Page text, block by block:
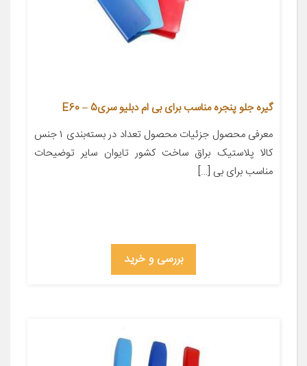
گیره جلو پنجره مناسب برای بی ام دبلیو سری5 – E60
معرفی محصول جزئیات محصول تعداد در بسته‌بندی ۱ جنس
کالا پلاستیک براق ساخت کشور تایوان سایر توضیحات
مناسب برای بی […]
بررسی و خرید